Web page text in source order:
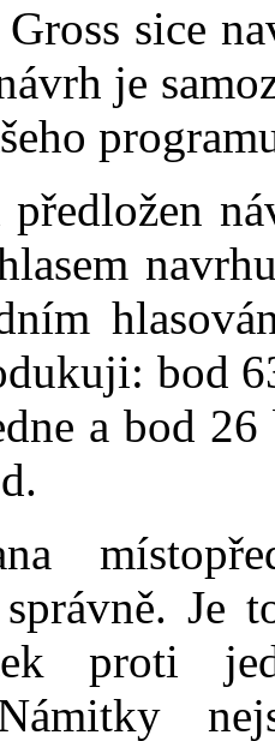
Gross sice
je
bod
a bod
Je
proti
Námitky